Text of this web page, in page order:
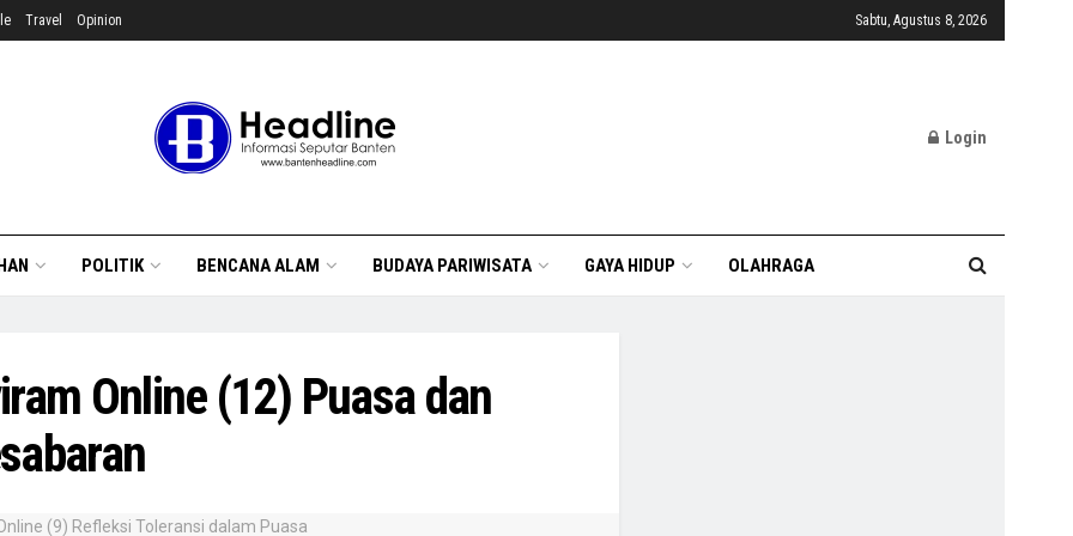
Travel Opinion Sabtu, Agustus 8, 2026
Login
POLITIK BENCANA ALAM BUDAYA PARIWISATA GAYA HIDUP OLAHRAGA
Online (12) Puasa dan